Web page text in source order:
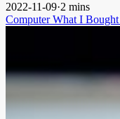
2022-11-09·2 mins
ComputerWhat I Bought